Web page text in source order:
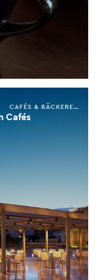
Cafés
CAFÉS & BÄCKEREIEN